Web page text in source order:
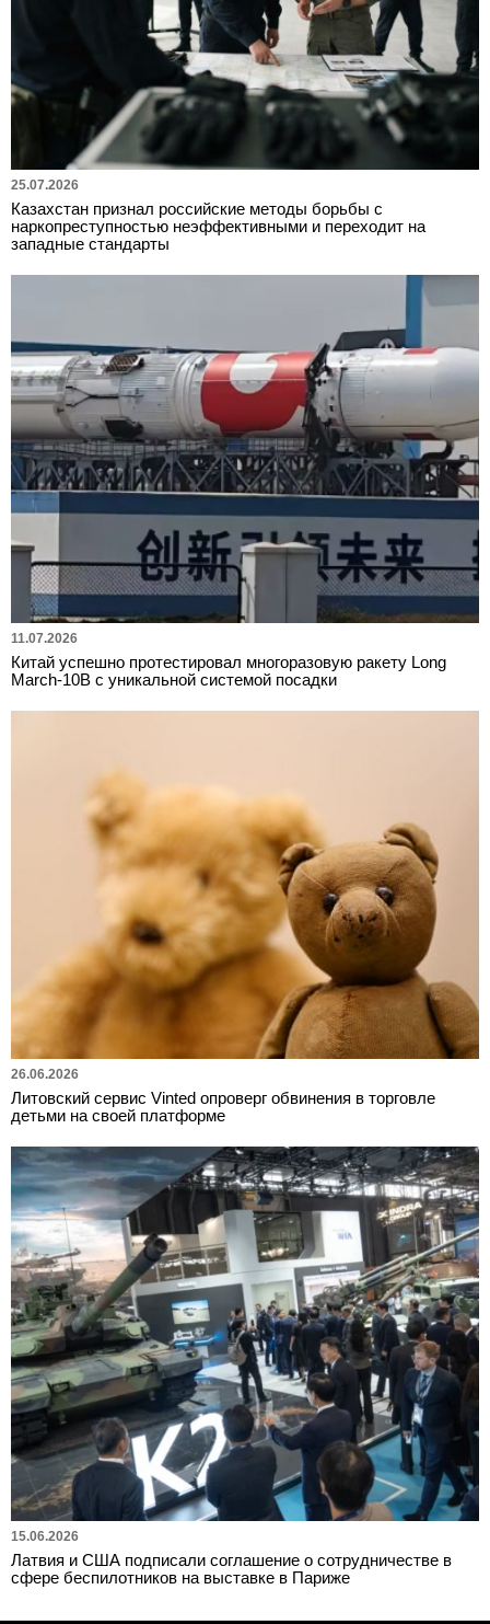
25.07.2026
Казахстан признал российские методы борьбы с
наркопреступностью неэффективными и переходит на
западные стандарты
11.07.2026
Китай успешно протестировал многоразовую ракету Long
March-10B с уникальной системой посадки
26.06.2026
Литовский сервис Vinted опроверг обвинения в торговле
детьми на своей платформе
15.06.2026
Латвия и США подписали соглашение о сотрудничестве в
сфере беспилотников на выставке в Париже